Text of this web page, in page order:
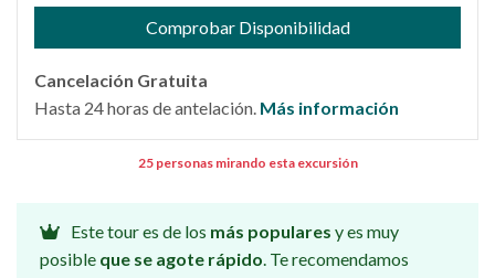
Comprobar Disponibilidad
Cancelación Gratuita
Hasta 24 horas de antelación. Más información
25 personas mirando esta excursión
Este tour es de los más populares y es muy
posible que se agote rápido. Te recomendamos